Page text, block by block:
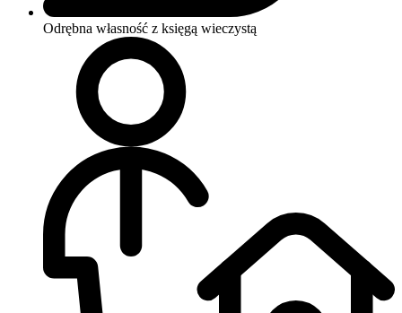
Odrębna własność z księgą wieczystą